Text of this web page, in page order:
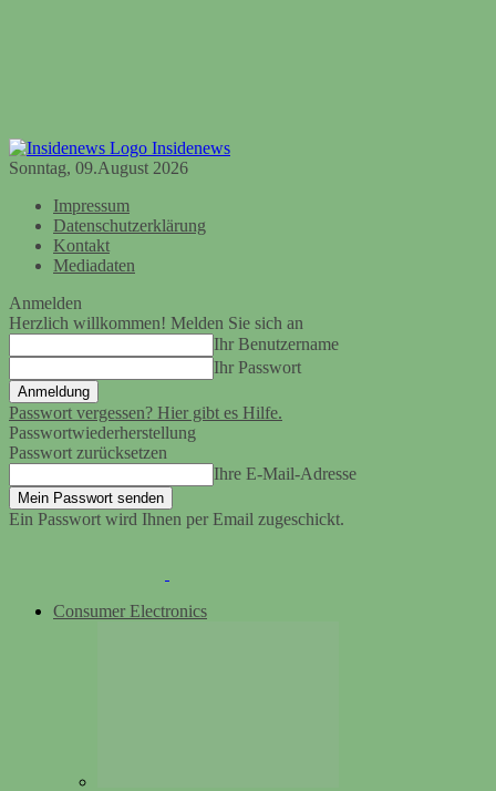
Insidenews
Sonntag, 09.August 2026
Impressum
Datenschutzerklärung
Kontakt
Mediadaten
Anmelden
Herzlich willkommen! Melden Sie sich an
Ihr Benutzername
Ihr Passwort
Passwort vergessen? Hier gibt es Hilfe.
Passwortwiederherstellung
Passwort zurücksetzen
Ihre E-Mail-Adresse
Ein Passwort wird Ihnen per Email zugeschickt.
Consumer Electronics